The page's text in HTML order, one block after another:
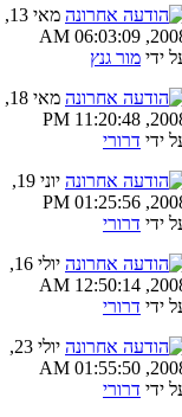
מאי 13,
2008,
ידי מור גנץ
מאי 18,
2008,
ידי דרורי
יוני 19,
2008,
ידי דרורי
יולי 16,
2008,
ידי דרורי
יולי 23,
2008,
ידי דרורי